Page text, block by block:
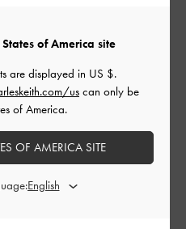
of America site
are displayed in US $.
uscan only be
of America.
OF AMERICA SITE